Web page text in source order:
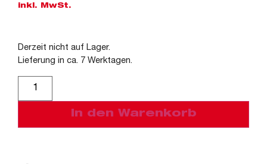
inkl. MwSt.
Derzeit nicht auf Lager.
Lieferung in ca. 7 Werktagen.
In den Warenkorb